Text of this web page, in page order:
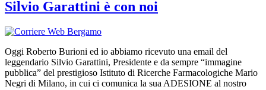
Silvio Garattini è con noi
Oggi Roberto Burioni ed io abbiamo ricevuto una email del
leggendario Silvio Garattini, Presidente e da sempre “immagine
pubblica” del prestigioso Istituto di Ricerche Farmacologiche Mario
Negri di Milano, in cui ci comunica la sua ADESIONE al nostro